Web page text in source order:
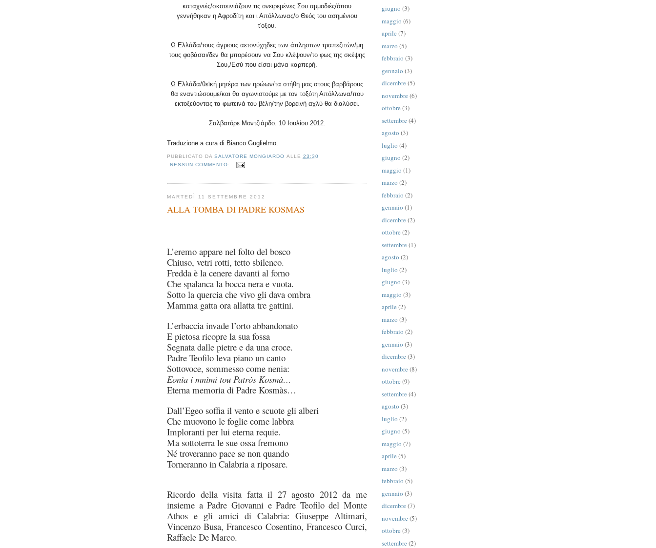
καταχνιές/σκοτεινιάζουν τις ονειρεμένες Σου αμμοδιές/όπου
γεννήθηκαν η Αφροδίτη και ι Απόλλωνας/ο Θεός του ασημένιου
τ'οξου.
Ω Ελλάδα/τους άγριους αετονύχηδες των άπληστων τραπεζιτών/μη
τους φοβάσαι/δεν θα μπορέσουν να Σου κλέψουν/το φως της σκέψης
Σου,/Εσύ που είσαι μάνα καρπερή.
Ω Ελλάδα/θεϊκή μητέρα των ηρώων/τα στήθη μας στους βαρβάρους
θα εναντιώσουμε/και θα αγωνιστούμε με τον τοξότη Απόλλωνα/που
εκτοξεύοντας τα φωτεινά του βέλη/την βορεινή αχλύ θα διαλύσει.
Σαλβατόρε Μοντζιάρδο. 10 Ιουλίου 2012.
Traduzione a cura di Bianco Guglielmo.
PUBBLICATO DASALVATORE MONGIARDO ALLE 23:30
NESSUN COMMENTO:
MARTEDÌ 11 SETTEMBRE 2012
ALLA TOMBA DI PADRE KOSMAS
L’eremo appare nel folto del bosco
Chiuso, vetri rotti, tetto sbilenco.
Fredda è la cenere davanti al forno
Che spalanca la bocca nera e vuota.
Sotto la quercia che vivo gli dava ombra
Mamma gatta ora allatta tre gattini.
L’erbaccia invade l’orto abbandonato
E pietosa ricopre la sua fossa
Segnata dalle pietre e da una croce.
Padre Teofilo leva piano un canto
Sottovoce, sommesso come nenia:
Eonìa i mnìmi tou Patròs Kosmà…
Eterna memoria di Padre Kosmàs…
Dall’Egeo soffia il vento e scuote gli alberi
Che muovono le foglie come labbra
Imploranti per lui eterna requie.
Ma sottoterra le sue ossa fremono
Né troveranno pace se non quando
Torneranno in Calabria a riposare.
Ricordo della visita fatta il 27 agosto 2012 da me
insieme a Padre Giovanni e Padre Teofilo del Monte
Athos e gli amici di Calabria: Giuseppe Altimari,
Vincenzo Busa, Francesco Cosentino, Francesco Curci,
Raffaele De Marco.
giugno (3)
maggio (6)
aprile (7)
marzo (5)
febbraio (3)
gennaio (3)
dicembre (5)
novembre (6)
ottobre (3)
settembre (4)
agosto (3)
luglio (4)
giugno (2)
maggio (1)
marzo (2)
febbraio (2)
gennaio (1)
dicembre (2)
ottobre (2)
settembre (1)
agosto (2)
luglio (2)
giugno (3)
maggio (3)
aprile (2)
marzo (3)
febbraio (2)
gennaio (3)
dicembre (3)
novembre (8)
ottobre (9)
settembre (4)
agosto (3)
luglio (2)
giugno (5)
maggio (7)
aprile (5)
marzo (3)
febbraio (5)
gennaio (3)
dicembre (7)
novembre (5)
ottobre (3)
settembre (2)